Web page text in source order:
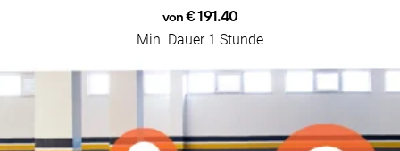
von € 191.40
Min. Dauer 1 Stunde